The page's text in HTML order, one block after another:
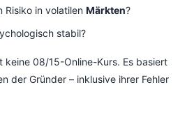
Risiko in volatilen Märkten?
stabil?
keine 08/15-Online-Kurs. Es basiert
der Gründer – inklusive ihrer Fehler